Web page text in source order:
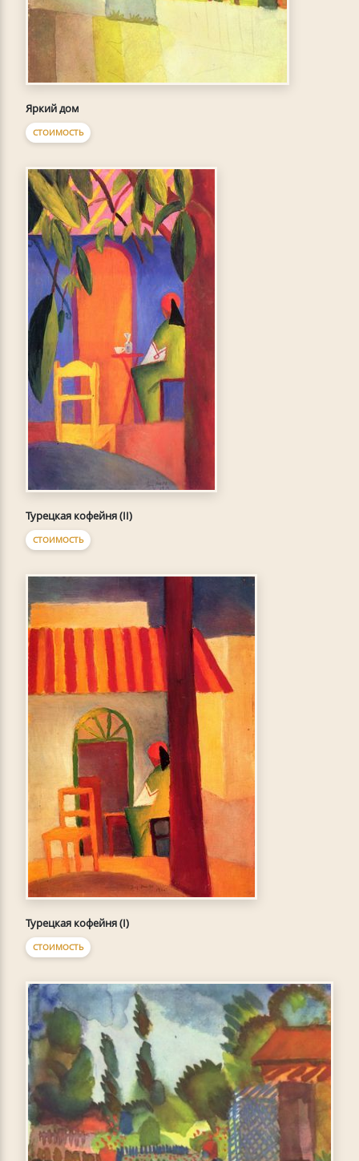
Яркий дом
СТОИМОСТЬ
Турецкая кофейня (II)
СТОИМОСТЬ
Турецкая кофейня (I)
СТОИМОСТЬ